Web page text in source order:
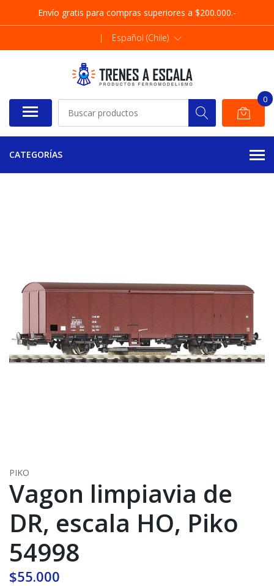
Envío gratis para compras superiores a $200.000.-
| Español (Chile)
0
CATEGORÍAS
PIKO
Vagon limpiavia de
DR, escala HO, Piko
54998
$55.000